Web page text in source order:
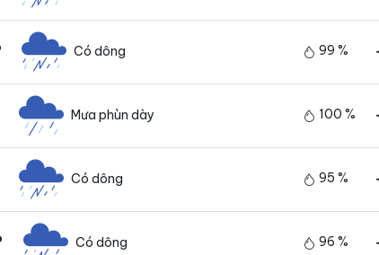
Có dông 99 %
Mưa phùn dày 100 %
Có dông 95 %
Có dông 96 %